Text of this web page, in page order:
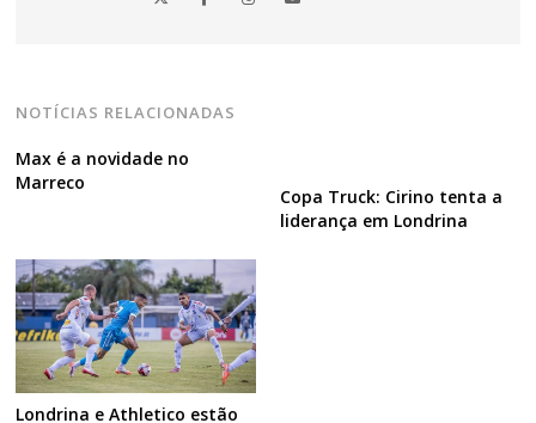
NOTÍCIAS RELACIONADAS
Max é a novidade no
Marreco
Copa Truck: Cirino tenta a
liderança em Londrina
Londrina e Athletico estão